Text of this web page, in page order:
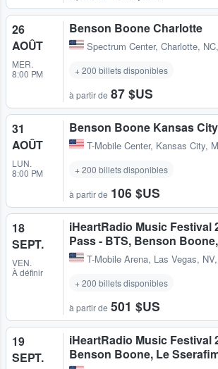
26
AOÛT
MER.
8:00 PM
Benson Boone Charlotte
Spectrum Center, Charlotte,
+ 200 billets disponibles
à partir de 87 $US
31
AOÛT
LUN.
8:00 PM
Benson Boone Kansas City
T-Mobile Center, Kansas City,
+ 200 billets disponibles
à partir de 106 $US
18
SEPT.
VEN.
À définir
iHeartRadio Music Festival
Pass - BTS, Benson
T-Mobile Arena, Las Vegas,
+ 200 billets disponibles
à partir de 501 $US
19
SEPT.
iHeartRadio Music Festival
Benson Boone, Le